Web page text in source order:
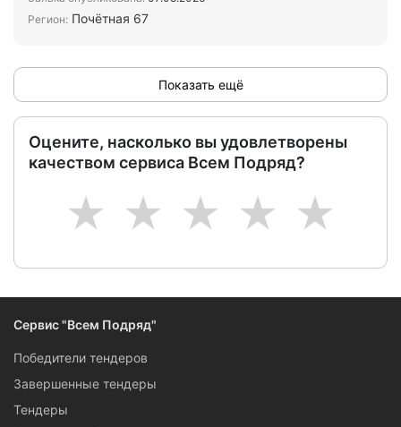
Регион: Почётная 67
Показать ещё
Оцените, насколько вы удовлетворены
качеством сервиса Всем Подряд?
5
4
3
2
1
Сервис "Всем Подряд"
Победители тендеров
Завершенные тендеры
Тендеры